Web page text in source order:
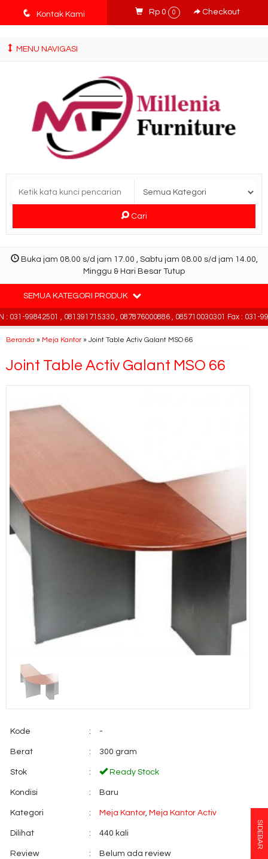
tv3ISbyqwvMDypa7aIfj2FUlPKawe7X5fX5v6wsT4Ns
q Kontak Kami Rp 0 0 Checkout
MENU NAVIGASI
Cari
Buka jam 08.00 s/d jam 17.00 , Sabtu jam 08.00 s/d jam 14.00,
Minggu & Hari Besar Tutup
SEMUA KATEGORI PRODUK
031-99842501 , 081391715330 , 087876000886 , 085710030301 Fax : 031-
Beranda » Meja Kantor» Joint Table Activ Galant MSO 66
Joint Table Activ Galant MSO 66
Kode : -
Berat : 300 gram
Stok : Ready Stock
Kondisi : Baru
Kategori : Meja Kantor, Meja Kantor Activ
Dilihat : 440 kali
Review : Belum ada review
SIDEBAR